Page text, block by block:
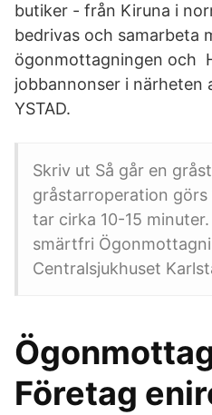
butiker - från Kiruna i
bedrivas och samarbeta
ögonmottagningen och
jobbannonser i närheten
YSTAD.
Skriv ut Så går en
gråstarroperation
tar cirka 10-15
smärtfri
Centralsjukhuset
Företag